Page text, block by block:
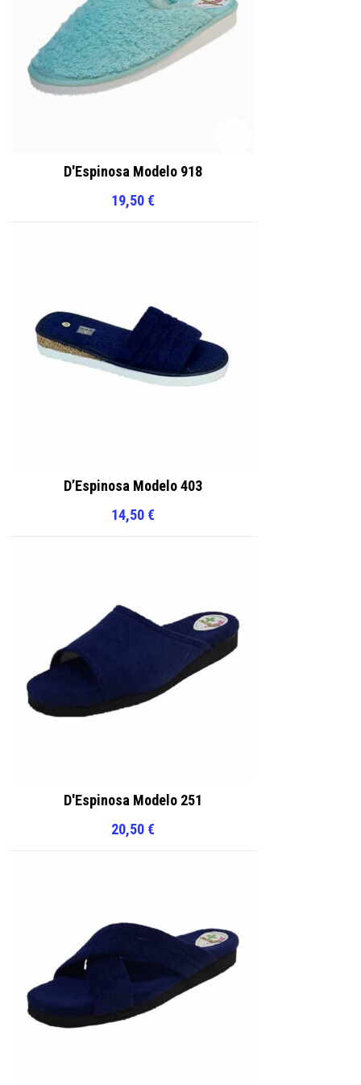
D'Espinosa Modelo 918
19,50€
D’Espinosa Modelo 403
14,50€
D'Espinosa Modelo 251
20,50€